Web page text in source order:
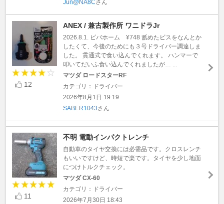
Jun@NA8Cさん
12
ANEX / 兼古製作所 ワニドラJr
2026.8.1. ビバホーム ¥748 舐めたビスをなんとか
したくて、今後のためにも３号ドライバー調達しま
した。 貫通式で食い込んでくれます。 ハンマーで
叩いてだいふ食い込んでくれましたが… ...
マツダ ロードスターRF
カテゴリ：ドライバー
2026年8月1日 19:19
SABER1043さん
11
不明 電動インパクトレンチ
自動車のタイヤ交換には必需品です。クロスレンチ
もいいですけど、時短で楽です。タイヤを少し地面
につけトルクチェック。
マツダ CX-60
カテゴリ：ドライバー
2026年7月30日 18:43